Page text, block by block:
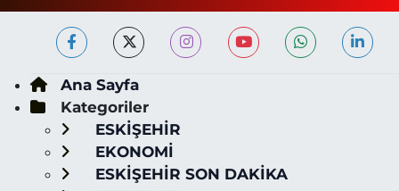
Ana Sayfa
Kategoriler
ESKİŞEHİR
EKONOMİ
ESKİŞEHİR SON DAKİKA